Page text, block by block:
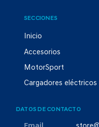
SECCIONES
Inicio
Accesorios
MotorSport
Cargadores eléctricos
DATOS DE CONTACTO